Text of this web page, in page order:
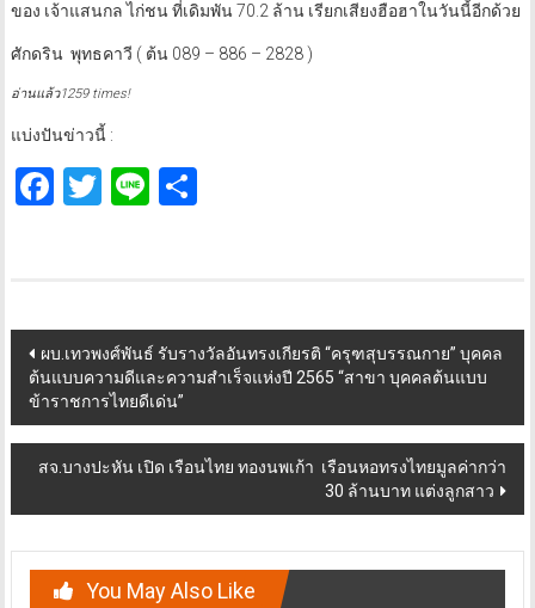
ของ เจ้าแสนกล ไก่ชน ที่เดิมพัน 70.2 ล้าน เรียกเสียงฮือฮาในวันนี้อีกด้วย
ศักดริน พุทธคาวี ( ต้น 089 – 886 – 2828 )
อ่านแล้ว1259 times!
แบ่งปันข่าวนี้ :
Facebook
Twitter
LineShare
Post
navigation
ผบ.เทวพงศ์พันธ์ รับรางวัลอันทรงเกียรติ “ครุฑสุบรรณกาย” บุคคล
ต้นแบบความดีและความสำเร็จแห่งปี 2565 “สาขา บุคคลต้นแบบ
ข้าราชการไทยดีเด่น”
สจ.บางปะหัน เปิด เรือนไทย ทองนพเก้า เรือนหอทรงไทยมูลค่ากว่า
30 ล้านบาท แต่งลูกสาว
You May Also Like